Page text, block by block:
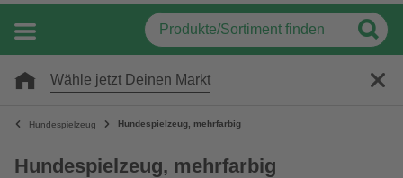
Wähle jetzt Deinen Markt
Hundespielzeug Hundespielzeug, mehrfarbig
Hundespielzeug, mehrfarbig